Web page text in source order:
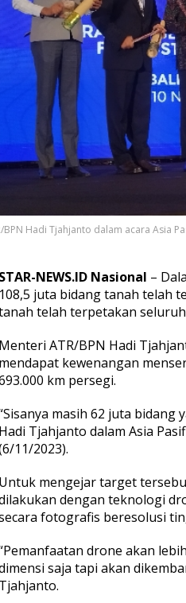
n
t
e
a
n
A
R
B
P
r
t
k
a
k
h
i
2
0
2
5
e
u
r
h
B
d
BPN Hadi Tjahjanto dalam acara Asia
STAR-NEWS.ID Nasional –
108,5 juta bidang tanah telah
telah terpetakan
Menteri ATR/BPN Hadi
mendapat kewenangan
km persegi.
masih 62 juta bidang
Hadi Tjahjanto dalam Asia
11/2023).
Untuk mengejar target
dengan teknologi
fotografis beresolusi
drone akan
saja tapi akan
Tjahjanto.